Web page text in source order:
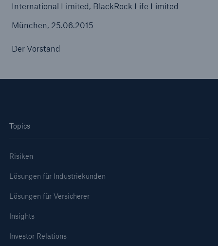
International Limited, BlackRock Life Limited
München, 25.06.2015
Der Vorstand
Topics
Risiken
Lösungen für Industriekunden
Lösungen für Versicherer
Insights
Investor Relations